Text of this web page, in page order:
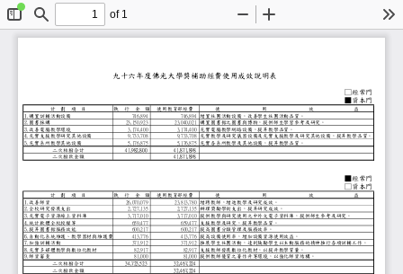
Toggle
Sidebar
Find
of 1
Zoom
Out
In
額
額
九十六年度佛光大學獎補助經費使用成效說明
□經常門
■資本門
計 劃 項 目 執 行 金 使用教育部經費 使 用 效
益
1.購置訓輔活動設備
746,894 746,894增置社團活動設備，改善學生社團活動品質。
2.圖書採購
23,150,923 23,040,021購置圖書館之圖書與博物，提供師生學習參考及研究。
3.改善電腦教學環境
3,174,400 3,174,400充實電腦教學網路設備，提昇教學品質。
4.充實支援教學研究其他設備
9,733,708 9,733,708充實教學及研究儀器設備及充實支援教學及研究其他設備
5.充實系所教學其他設備
5,176,875 5,176,875充實各系所教學及其他設備，提昇教學品質。
二次核撥合計
41,982,800
41,871,898
二次撥款金額
41,871,898
■經常門
□資本門
計 劃 項 目 執 行 金 使用教育部經費 使 用 效
益
1.改善師資
26,070,079 23,813,780增聘教師，增進教學及研究成效。
2.全校研究發展支出
2,727,135 2,727,135辦理獎勵學術支出，提昇研究成效。
3.充實電子資源線上資料庫
3,717,010 3,717,010提供教學與研究使用之中外文電子資料庫，提供師生參考
4.統計軟體全校授權等
659,477 659,477支援教學及研究，提昇教學品質。
5.提昇圖書館服務效能
600,217 600,217提高圖書分類管理及服務效率。
6.自動化系統維護、教學器材與維護費
413,776 413,776提高設備使用率，增加設備資源使用效益。
7.加強訓輔活動
371,912 371,912推展學生社團活動，達到鼓勵學生以主動服務的精神推行
8.充實多媒體教學與數位化教材82,917 82,917支援教師發展數位化教材，以提升教學質量。
9.師資審查
81,000 81,000提供教師優質之著作升等環境，以強化師資結構。
二次核撥合計
34,723,523
32,467,224
二次撥款金額
32,467,224